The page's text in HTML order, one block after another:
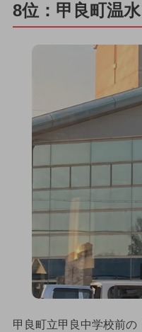
8位：甲良町温
甲良町立甲良中学校前の